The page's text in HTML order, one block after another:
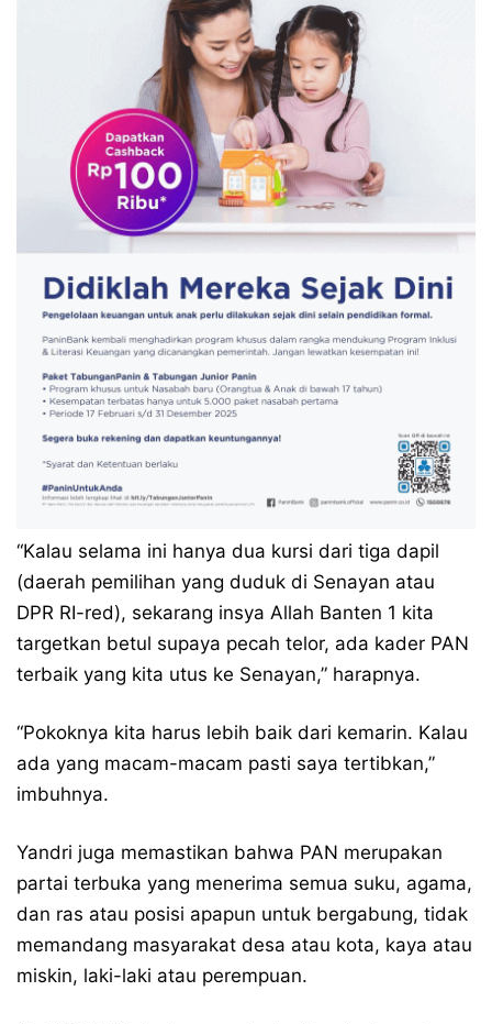
“Kalau selama ini hanya dua kursi dari tiga dapil
(daerah pemilihan yang duduk di Senayan atau
DPR RI-red), sekarang insya Allah Banten 1 kita
targetkan betul supaya pecah telor, ada kader PAN
terbaik yang kita utus ke Senayan,” harapnya.
“Pokoknya kita harus lebih baik dari kemarin. Kalau
ada yang macam-macam pasti saya tertibkan,”
imbuhnya.
Yandri juga memastikan bahwa PAN merupakan
partai terbuka yang menerima semua suku, agama,
dan ras atau posisi apapun untuk bergabung, tidak
memandang masyarakat desa atau kota, kaya atau
miskin, laki-laki atau perempuan.